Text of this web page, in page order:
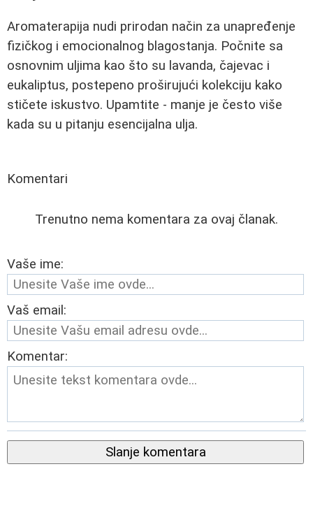
Aromaterapija nudi prirodan način za unapređenje
fizičkog i emocionalnog blagostanja. Počnite sa
osnovnim uljima kao što su lavanda, čajevac i
eukaliptus, postepeno proširujući kolekciju kako
stičete iskustvo. Upamtite - manje je često više
kada su u pitanju esencijalna ulja.
Komentari
Trenutno nema komentara za ovaj članak.
Vaše ime:
Vaš email:
Komentar:
Slanje komentara